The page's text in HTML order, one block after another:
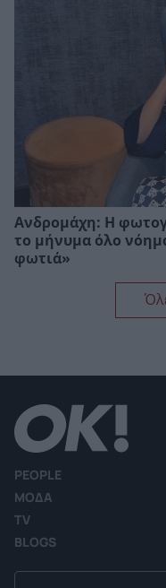
Ανδρομάχη: Η
το μήνυμα όλο
φωτιά»
PEOPLE
ΜΟΔΑ
TV
BLOGS